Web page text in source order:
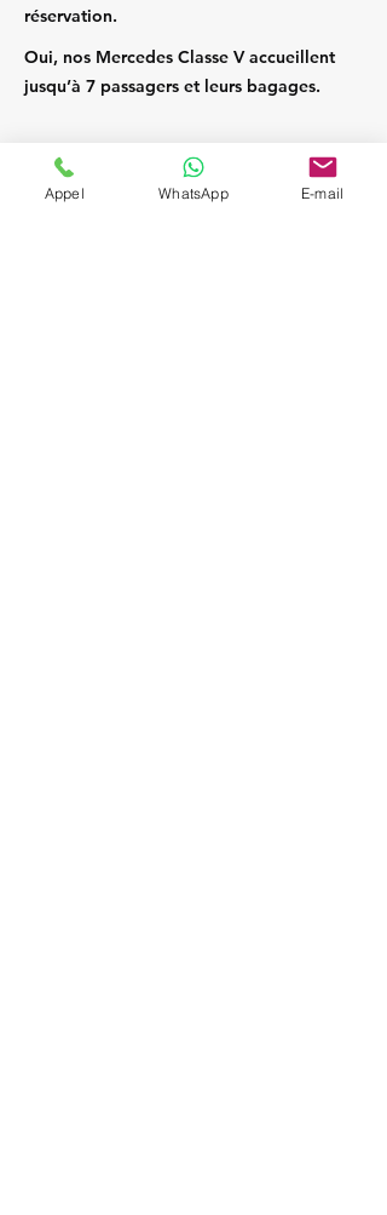
réservation.
Oui, nos Mercedes Classe V accueillent
jusqu’à 7 passagers et leurs bagages.
Appel WhatsApp E-mail